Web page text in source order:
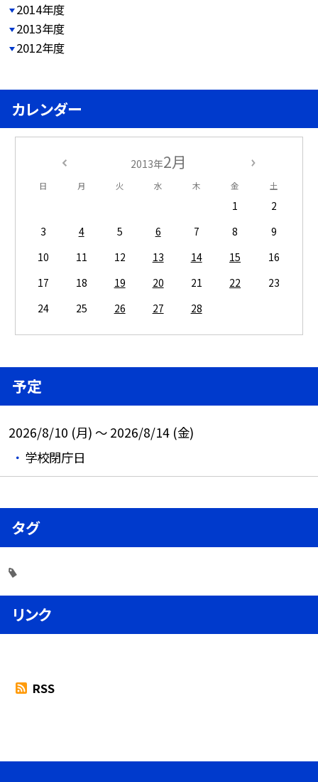
2014年度
2013年度
2012年度
カレンダー
2013年2月
日 月 火 水 木 金 土
1
2
3
4 5 6 7 8
9
10
11 12 13 14 15
16
17
18 19 20 21 22
23
24
25 26 27 28
予定
2026/8/10 (月) ～ 2026/8/14 (金)
学校閉庁日
タグ
リンク
RSS